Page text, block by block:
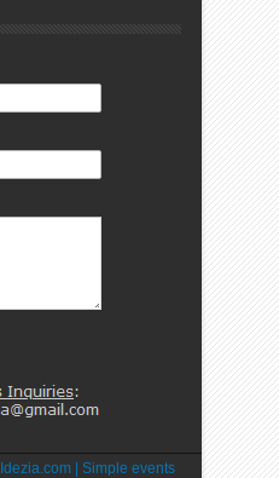
Idezia.com | Simple events